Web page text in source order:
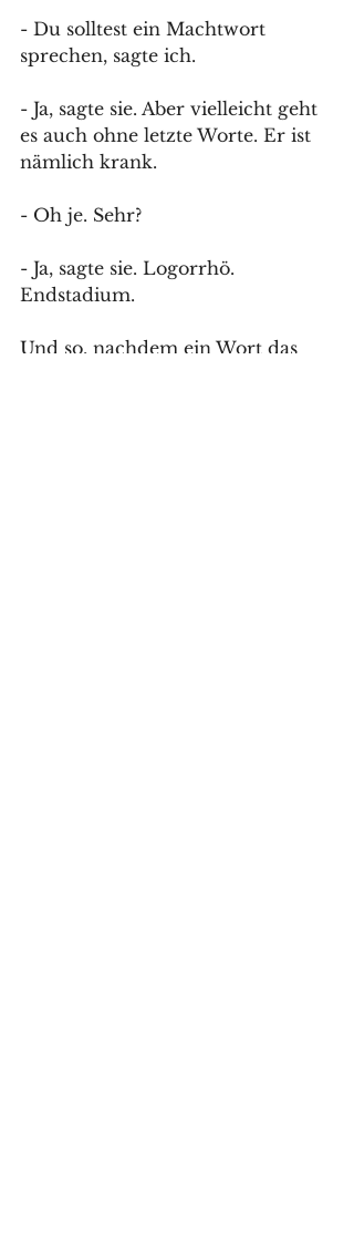
- Du solltest ein Machtwort
sprechen, sagte ich.
- Ja, sagte sie. Aber vielleicht geht
es auch ohne letzte Worte. Er ist
nämlich krank.
- Oh je. Sehr?
- Ja, sagte sie. Logorrhö.
Endstadium.
Und so, nachdem ein Wort das